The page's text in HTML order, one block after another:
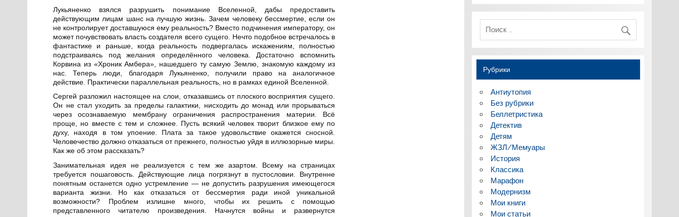
Лукьяненко взялся разрушить понимание Вселенной, дабы предоставить
действующим лицам шанс на лучшую жизнь. Зачем человеку бессмертие, если он
не контролирует доставшуюся ему реальность? Вместо подчинения императору, он
может почувствовать власть создателя всего сущего. Нечто подобное встречалось в
фантастике и раньше, когда реальность подвергалась искажениям, полностью
подстраиваясь под желания определённого человека. Достаточно вспомнить
Корвина из «Хроник Амбера», нашедшего ту самую Землю, знакомую каждому из
нас. Теперь люди, благодаря Лукьяненко, получили право на аналогичное
действие. Практически параллельная реальность, но в рамках единой Вселенной.
Сергей разложил настоящее на слои, отказавшись от плоского восприятия сущего.
Он не стал уходить за пределы галактики, нисходить до монад или прорываться
через осознаваемую мембрану ограничения распространения материи. Всё
проще, но вместе с тем и сложнее. Пусть всякий человек творит близкое ему по
духу, находя в том упоение. Плата за такое удовольствие окажется сносной.
Человечество должно отказаться от прежнего, полностью уйдя в иллюзорные миры.
Как же об этом рассказать?
Занимательная идея не реализуется с тем же азартом. Всему на страницах
требуется пошаговость. Действующие лица погрязнут в пустословии. Внутренне
понятным останется одно устремление — не допустить разрушения имеющегося
варианта жизни. Но как отказаться от бессмертия ради иной уникальной
возможности? Проблем излишне много, чтобы их решить с помощью
представленного читателю произведения. Начнутся войны и развернутся
Рубрики
Антиутопия
Без рубрики
Беллетристика
Детектив
Детям
ЖЗЛ/Мемуары
История
Классика
Марафон
Модернизм
Мои книги
Мои статьи